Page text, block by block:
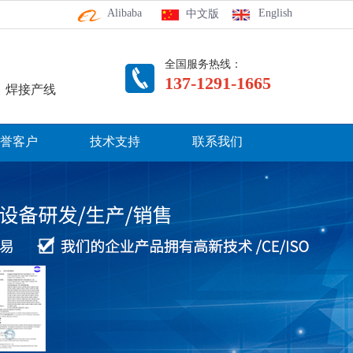
137-1291-1665
全国服务热线：
焊接产线
Alibaba 中文版 English
客户 技术支持 联系我们